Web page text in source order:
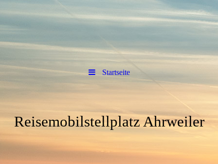
Startseite
Reisemobilstellplatz Ahrweiler